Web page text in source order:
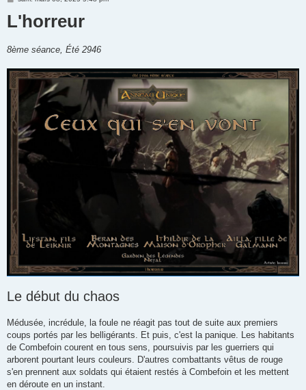
e
L'horreur
8ème séance, Été 2946
Le début du chaos
Médusée, incrédule, la foule ne réagit pas tout de suite aux premiers
coups portés par les belligérants. Et puis, c'est la panique. Les habitants
de Combefoin courent en tous sens, poursuivis par les guerriers qui
arborent pourtant leurs couleurs. D'autres combattants vêtus de rouge
s'en prennent aux soldats qui étaient restés à Combefoin et les mettent
en déroute en un instant.